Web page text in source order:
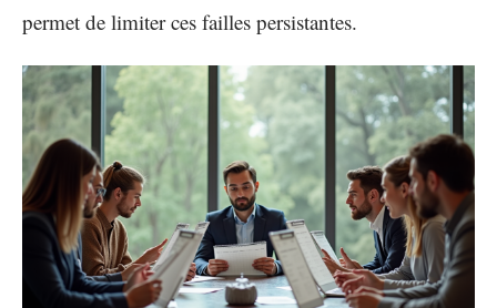
permet de limiter ces failles persistantes.